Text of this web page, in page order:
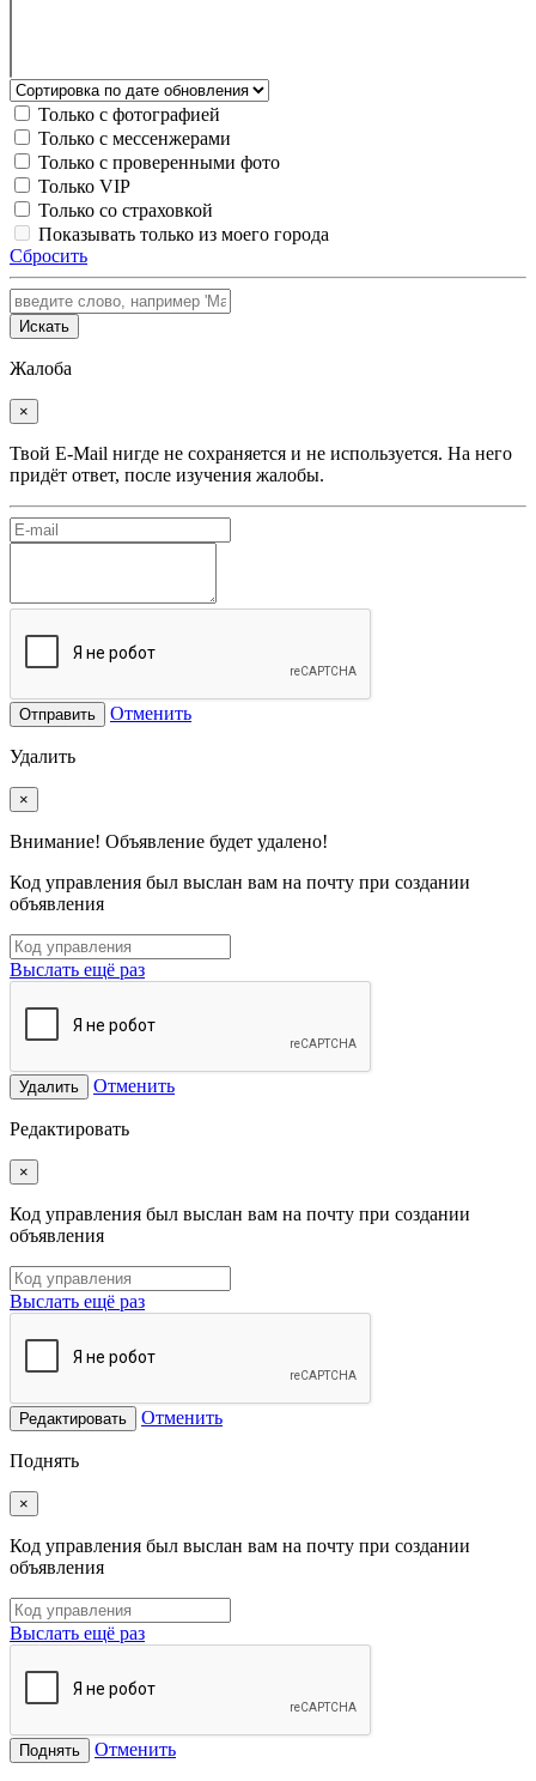
Только с фотографией
Только с мессенжерами
Только с проверенными фото
Только VIP
Только со страховкой
Показывать только из моего города
Сбросить
Искать
Жалоба
×
Твой E-Mail нигде не сохраняется и не используется. На него
придёт ответ, после изучения жалобы.
Отправить Отменить
Удалить
×
Внимание! Объявление будет удалено!
Код управления был выслан вам на почту при создании
объявления
Выслать ещё раз
Удалить Отменить
Редактировать
×
Код управления был выслан вам на почту при создании
объявления
Выслать ещё раз
Редактировать Отменить
Поднять
×
Код управления был выслан вам на почту при создании
объявления
Выслать ещё раз
Поднять Отменить